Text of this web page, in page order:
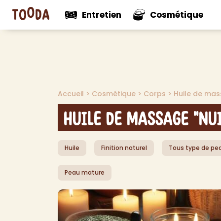
Entretien
Nouveautés
>
Cosmétique
Accueil > Cosmétique > Corps > Huile de
Huile de Massage
Huile Finition naturel Tous type de
Peau mature